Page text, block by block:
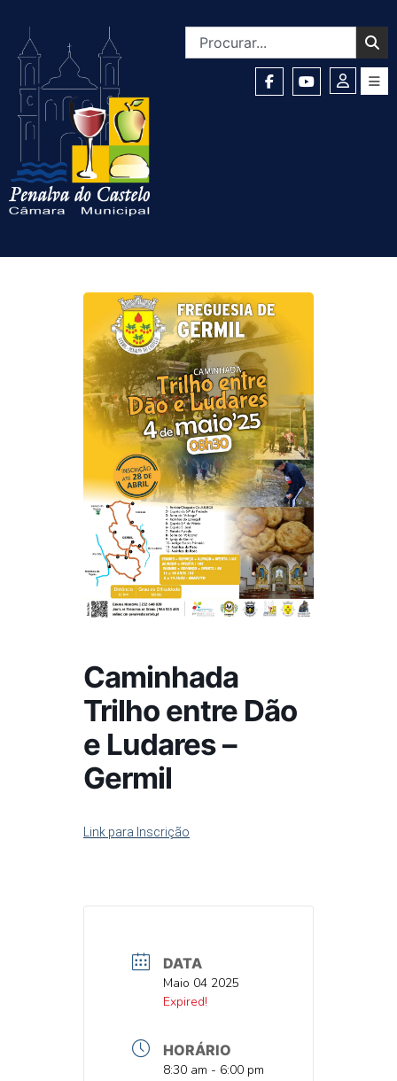
Caminhada
Trilho entre Dão
e Ludares –
Germil
Link para Inscrição
DATA
DATAMaio 04 2025
DATAExpired!
HORÁRIO
HORA
8:30 am - 6:00 pm